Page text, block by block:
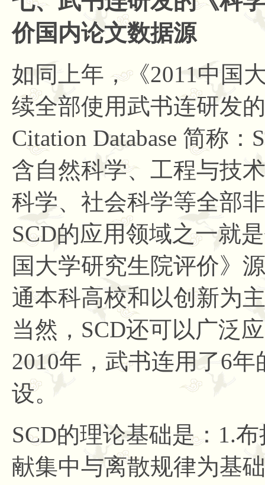
价国内论文数据源
如同上年，《2011中国
续全部使用武书连研发
Citation Database 简称
含自然科学、工程与技
科学、社会科学等全部
SCD的应用领域之一就
国大学研究生院评价》
通本科高校和以创新为
当然，SCD还可以广泛
2010年，武书连用了6
设。
SCD的理论基础是：1.
献集中与离散规律为基